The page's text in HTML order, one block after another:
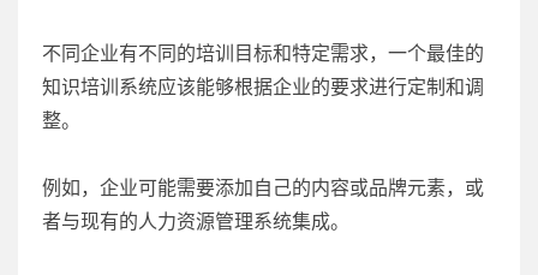
不同企业有不同的培训目标和特定需求，一个最佳的
知识培训系统应该能够根据企业的要求进行定制和调
整。
例如，企业可能需要添加自己的内容或品牌元素，或
者与现有的人力资源管理系统集成。